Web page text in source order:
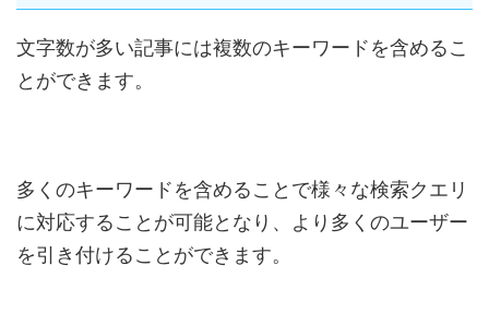
文字数が多い記事には複数のキーワードを含めるこ
とができます。
多くのキーワードを含めることで様々な検索クエリ
に対応することが可能となり、より多くのユーザー
を引き付けることができます。